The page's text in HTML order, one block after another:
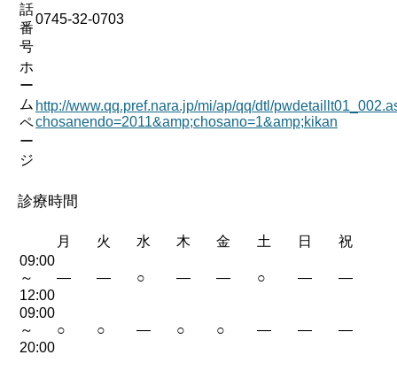
話
番
号
0745-32-0703
ホ
ー
ム
ペ
ー
ジ
http://www.qq.pref.nara.jp/mi/ap/qq/dtl/
chosanendo=2011&amp;chosano=1&amp;kikan
診療時間
月 火 水 木 金 土 日
祝
09:00
～
12:00
— — ○ — — ○ — —
09:00
～
20:00
○ ○ — ○ ○ — — —